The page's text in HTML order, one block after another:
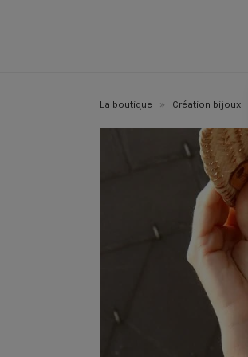
La boutique » Création bijoux